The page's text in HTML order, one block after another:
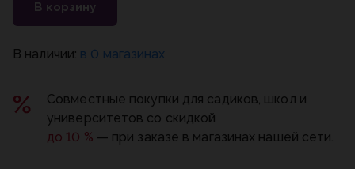
В корзину
В наличии: в 0 магазинах
Совместные покупки для садиков, школ и
университетов со скидкой
до 10 % — при заказе в магазинах нашей сети.